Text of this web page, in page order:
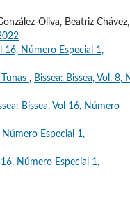
Oliva, Beatriz Chávez,
16, Número Especial 1,
, Bissea: Bissea, Vol. 8,
Bissea, Vol 16, Número
Número Especial 1,
16, Número Especial 1,